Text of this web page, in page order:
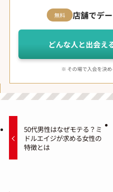
無料 店舗でデ
どんな人と出会え
※ その場で入会を決め
50代男性はなぜモテる？ミ
ドルエイジが求める女性の
特徴とは